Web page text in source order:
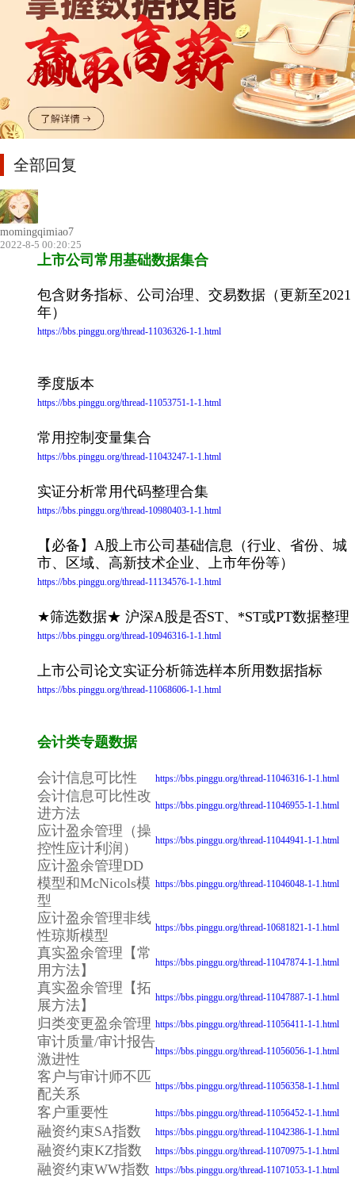
全部回复
momingqimiao7
2022-8-5 00:20:25
上市公司常用基础数据集合
包含财务指标、公司治理、交易数据（更新至2021
年）
https://bbs.pinggu.org/thread-11036326-1-1.html
季度版本
https://bbs.pinggu.org/thread-11053751-1-1.html
常用控制变量集合
https://bbs.pinggu.org/thread-11043247-1-1.html
实证分析常用代码整理合集
https://bbs.pinggu.org/thread-10980403-1-1.html
【必备】A股上市公司基础信息（行业、省份、城
市、区域、高新技术企业、上市年份等）
https://bbs.pinggu.org/thread-11134576-1-1.html
★筛选数据★ 沪深A股是否ST、*ST或PT数据整理
https://bbs.pinggu.org/thread-10946316-1-1.html
上市公司论文实证分析筛选样本所用数据指标
https://bbs.pinggu.org/thread-11068606-1-1.html
会计类专题数据
会计信息可比性 https://bbs.pinggu.org/thread-11046316-1-1.html
会计信息可比性改
进方法
https://bbs.pinggu.org/thread-11046955-1-1.html
应计盈余管理（操
控性应计利润）
https://bbs.pinggu.org/thread-11044941-1-1.html
应计盈余管理DD
模型和McNicols模
型
https://bbs.pinggu.org/thread-11046048-1-1.html
应计盈余管理非线
性琼斯模型
https://bbs.pinggu.org/thread-10681821-1-1.html
真实盈余管理【常
用方法】
https://bbs.pinggu.org/thread-11047874-1-1.html
真实盈余管理【拓
展方法】
https://bbs.pinggu.org/thread-11047887-1-1.html
归类变更盈余管理 https://bbs.pinggu.org/thread-11056411-1-1.html
审计质量/审计报告
激进性
https://bbs.pinggu.org/thread-11056056-1-1.html
客户与审计师不匹
配关系
https://bbs.pinggu.org/thread-11056358-1-1.html
客户重要性 https://bbs.pinggu.org/thread-11056452-1-1.html
融资约束SA指数 https://bbs.pinggu.org/thread-11042386-1-1.html
融资约束KZ指数 https://bbs.pinggu.org/thread-11070975-1-1.html
融资约束WW指数 https://bbs.pinggu.org/thread-11071053-1-1.html